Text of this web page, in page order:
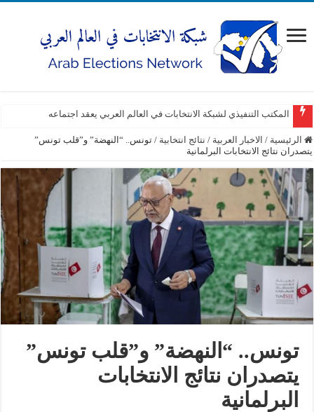
المكتب التنفيذي لشبكة الانتخابات في العالم العربي يعقد اجتماعه
الرئيسية / الاخبار العربية / نتائج انتخابية / تونس.. “النهضة” و”قلب تونس”
يتصدران نتائج الانتخابات البرلمانية
تونس.. “النهضة” و”قلب تونس”
يتصدران نتائج الانتخابات
البرلمانية